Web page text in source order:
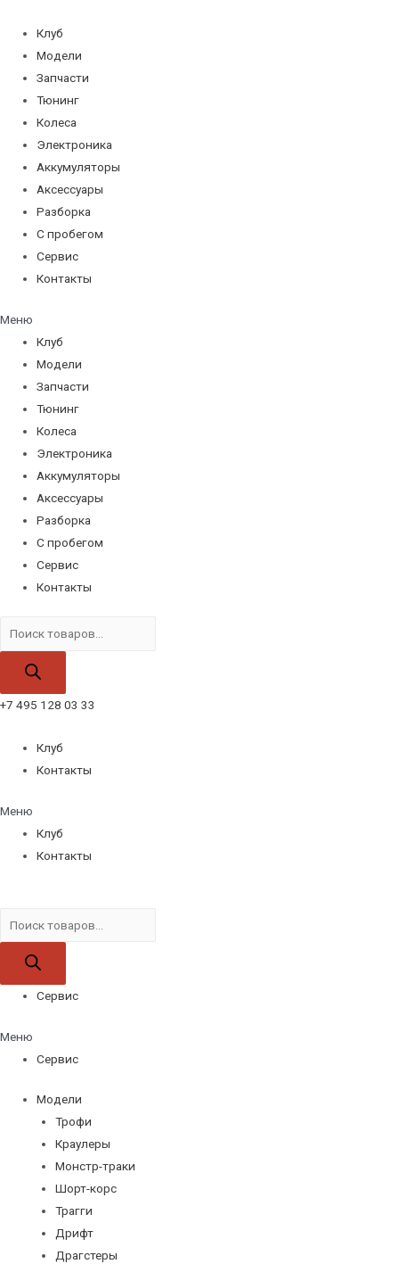
содержимому
Клуб
Модели
Запчасти
Тюнинг
Колеса
Электроника
Аккумуляторы
Аксессуары
Разборка
С пробегом
Сервис
Контакты
Меню
Клуб
Модели
Запчасти
Тюнинг
Колеса
Электроника
Аккумуляторы
Аксессуары
Разборка
С пробегом
Сервис
Контакты
товаров
+7 495 128 03 33
Клуб
Контакты
Меню
Клуб
Контакты
товаров
Сервис
Меню
Сервис
Модели
Трофи
Краулеры
Монстр-траки
Шорт-корс
Трагги
Дрифт
Драгстеры